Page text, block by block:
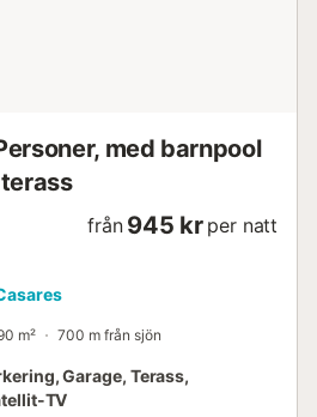
med barnpool
från 945 kr per natt
m² 700 m från sjön
Garage, Terass,
TV